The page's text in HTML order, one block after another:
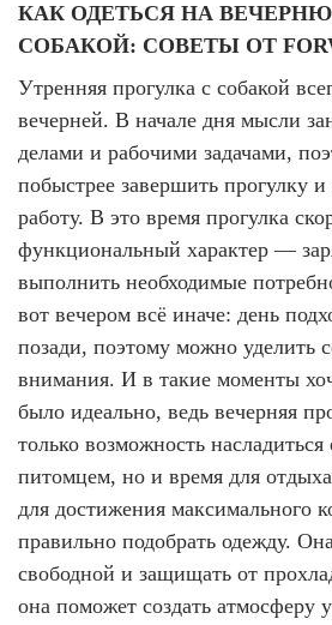
Самарская область (1)
Санкт-Петербург и ЛО (3)
Саратовская область (1)
Свердловская область (5)
Северная Осетия (2)
Смоленская область (1)
Ставропольский край (5)
Томская область (1)
Тульская область (1)
Тюменская область (3)
Хакасия (1)
Ханты-Мансийский автономный округ (3)
Челябинская область (2)
КАК ОДЕТЬСЯ НА
СОБАКОЙ: СОВЕТЫ ОТ
Утренняя прогулка с собакой
вечерней. В начале дня мысли
делами и рабочими задачами,
побыстрее завершить прогулку и
работу. В это время прогулка
функциональный характер —
выполнить необходимые
вот вечером всё иначе: день
позади, поэтому можно уделить
внимания. И в такие моменты
было идеально, ведь вечерняя
только возможность
питомцем, но и время для
для достижения максимального
правильно подобрать одежду.
свободной и защищать от
она поможет создать атмосферу